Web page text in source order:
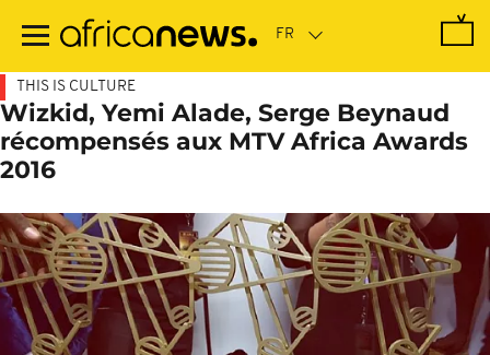
contenu
THIS IS CULTURE
Wizkid, Yemi Alade, Serge Beynaud
récompensés aux MTV Africa Awards
2016